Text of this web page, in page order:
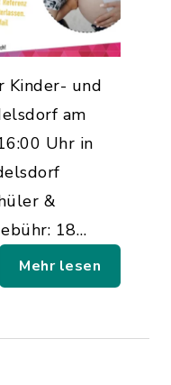
Kinder- und
am
Uhr in
&
18…
Mehr lesen